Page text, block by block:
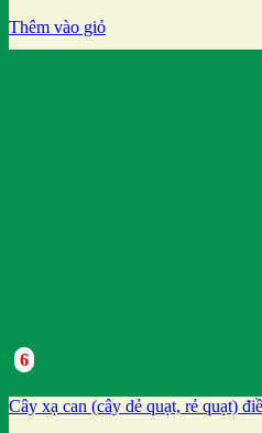
Thêm vào giỏ
6
Cây xạ can (cây dẻ quạt, rẻ quạt)